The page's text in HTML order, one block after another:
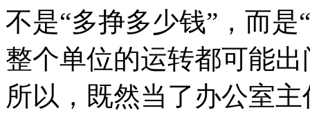
不是“多挣多少钱”，而
整个单位的运转都可能出
所以，既然当了办公室